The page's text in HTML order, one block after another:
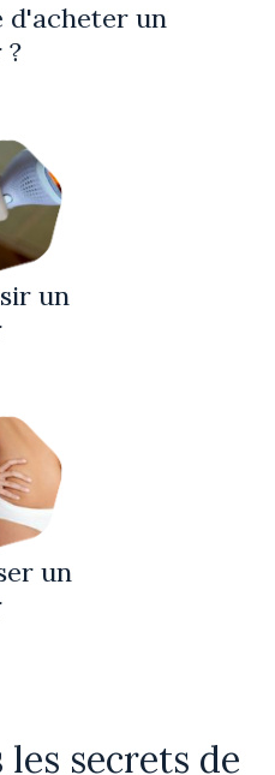
d'acheter un
un
un
secrets de